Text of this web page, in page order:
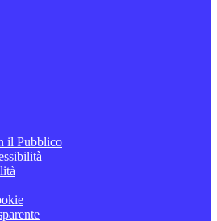
il Pubblico